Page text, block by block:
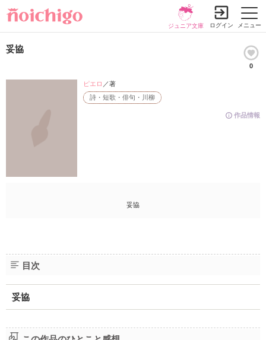
メニュー
ジュニア文庫 ログイン
妥協
0
作品情報
詩・短歌・俳句・川柳
ピエロ ／著
妥協
目次
妥協